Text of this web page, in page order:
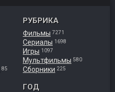
85
РУБРИКА
Фильмы 7271
Сериалы 1698
Игры 1097
Мультфильмы 580
Сборники 225
ГОД